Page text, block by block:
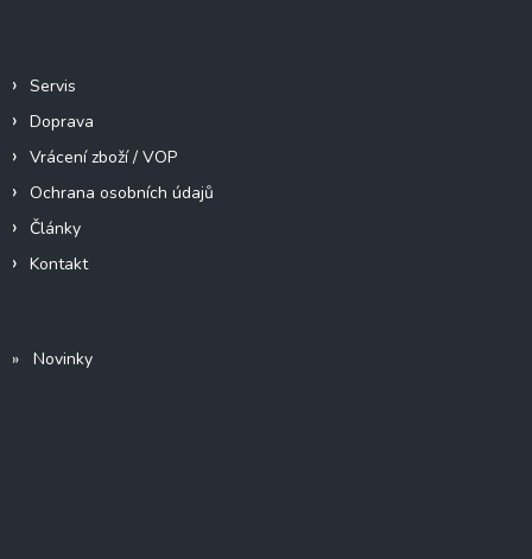
Servis
Doprava
Vrácení zboží / VOP
Ochrana osobních údajů
Články
Kontakt
» Novinky